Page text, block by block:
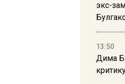
экс-
13:50
Дима